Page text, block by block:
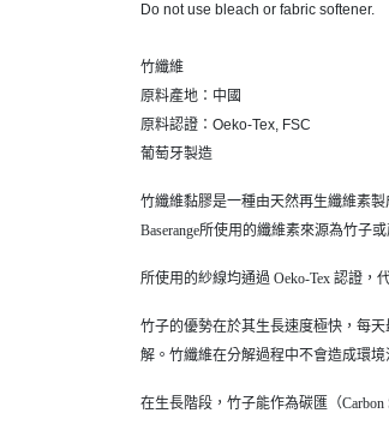
Do not use bleach or fabric softener.
竹纖維
原料產地：中國
原料認證：Oeko-Tex, FSC
葡萄牙製造
竹纖維黏膠是一種由天然再生纖維素製
Baserange所使用的纖維素來源為竹子
所使用的紗線均通過 Oeko-Tex 認證，
竹子的優勢在於其生長速度極快，每
解。竹纖維在分解過程中不會造成環
在生長階段，竹子能作為碳匯（